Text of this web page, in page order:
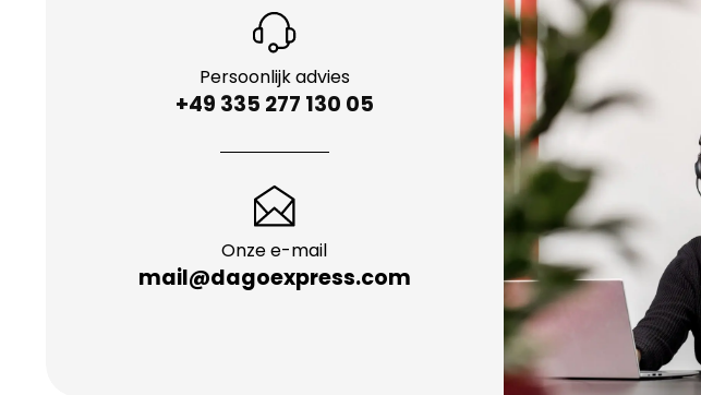
Persoonlijk advies
+49 335 277 130 05
Onze e-mail
mail@dagoexpress.com